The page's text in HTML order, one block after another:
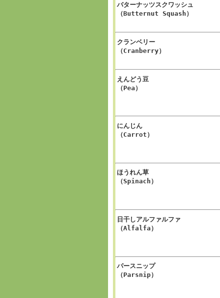
バターナッツスクワッシュ
（Butternut Squash）
クランベリー
（Cranberry）
えんどう豆
（Pea）
にんじん
（Carrot）
ほうれん草
（Spinach）
日干しアルファルファ
（Alfalfa）
パースニップ
（Parsnip）